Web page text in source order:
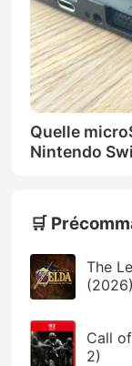
Quelle
Nintendo
🛒
The
(2026)
Call
2)